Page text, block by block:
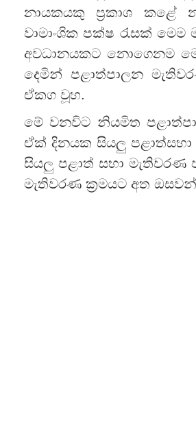
නායකයකු ප්‍රකාශ කළේ
වාමාංශික පක්ෂ රැසක්
අවධානයකට නොගෙනම
දෙමින් පළාත්පාලන
ඒකග වූහ.
මේ වනවිට නියමිත
ඒක් දිනයක සියලු
සියලු පළාත් සභා
මැතිවරණ ක්‍රමයට අත